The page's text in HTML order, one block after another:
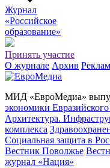
Журнал
«Российское
образование»
Принять участие
О журнале Архив
МИД «ЕвроМедиа»
экономики
Архитектура.
комплекса
Социальная защита в
Вестник Поволжье
журнал «Нация»